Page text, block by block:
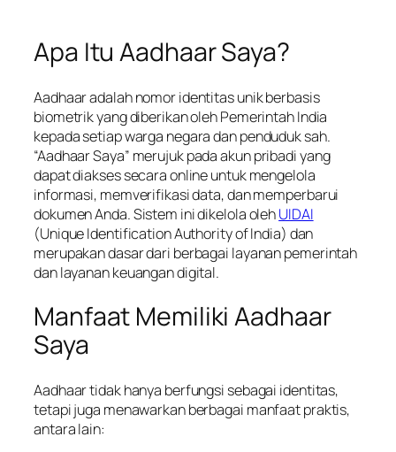
Apa Itu Aadhaar Saya?
Aadhaar adalah nomor identitas unik berbasis
biometrik yang diberikan oleh Pemerintah India
kepada setiap warga negara dan penduduk sah.
“Aadhaar Saya” merujuk pada akun pribadi yang
dapat diakses secara online untuk mengelola
informasi, memverifikasi data, dan memperbarui
dokumen Anda. Sistem ini dikelola olehUIDAI
(Unique Identification Authority of India) dan
merupakan dasar dari berbagai layanan pemerintah
dan layanan keuangan digital.
Manfaat Memiliki Aadhaar
Saya
Aadhaar tidak hanya berfungsi sebagai identitas,
tetapi juga menawarkan berbagai manfaat praktis,
antara lain: